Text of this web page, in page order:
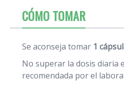
CÓMO TOMAR
Se aconseja tomar 1
No superar la dosis diaria
recomendada por el